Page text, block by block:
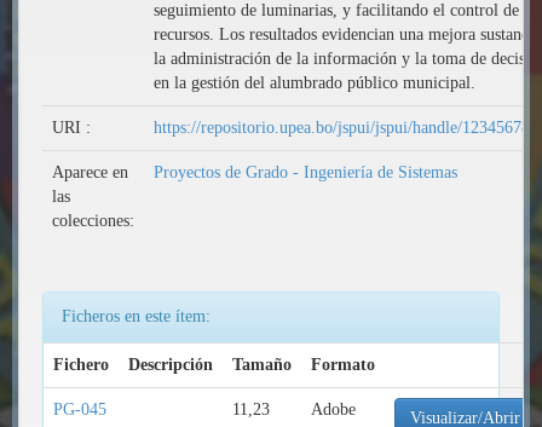
seguimiento de luminarias, y facilitando el control de
recursos. Los resultados evidencian una mejora
la administración de la información y la toma de
en la gestión del alumbrado público municipal.
URI : https://repositorio.upea.bo/jspui/jspui/handle/
Aparece en
las
colecciones:
Proyectos de Grado - Ingeniería de Sistemas
Ficheros en este ítem:
Fichero Descripción Tamaño Formato
PG-045
11,23
Adobe
Visualizar/Abrir